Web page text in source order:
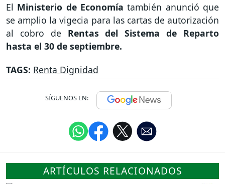
El Ministerio de Economía también anunció que
se amplio la vigecia para las cartas de autorización
al cobro de Rentas del Sistema de Reparto
hasta el 30 de septiembre.
TAGS: Renta Dignidad
SÍGUENOS EN:
ARTÍCULOS RELACIONADOS